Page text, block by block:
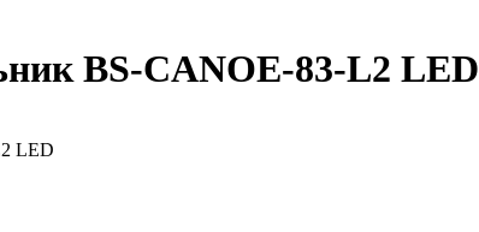
BS-CANOE-83-L2 LED
LED